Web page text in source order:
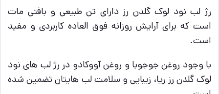
رژ لب نود لوک گلدن رز دارای تن طبیعی و بافتی مات
است که برای آرایش روزانه فوق العاده کاربردی و مفید
است.
با وجود روغن جوجوبا و روغن آووکادو در رژ لب های نود
لوک گلدن رز ريا، زیبایی و سلامت لب هایتان تضمین شده